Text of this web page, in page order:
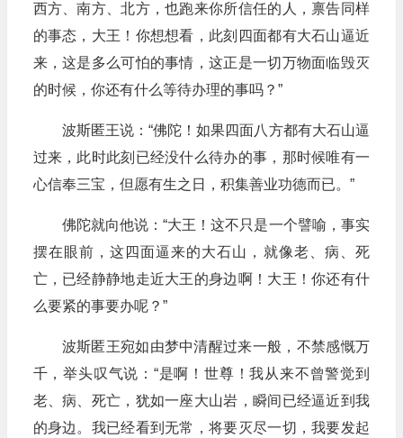
西方、南方、北方，也跑来你所信任的人，禀告同样
的事态，大王！你想想看，此刻四面都有大石山逼近
来，这是多么可怕的事情，这正是一切万物面临毁灭
的时候，你还有什么等待办理的事吗？”
波斯匿王说：“佛陀！如果四面八方都有大石山逼
过来，此时此刻已经没什么待办的事，那时候唯有一
心信奉三宝，但愿有生之日，积集善业功德而已。”
佛陀就向他说：“大王！这不只是一个譬喻，事实
摆在眼前，这四面逼来的大石山，就像老、病、死
亡，已经静静地走近大王的身边啊！大王！你还有什
么要紧的事要办呢？”
波斯匿王宛如由梦中清醒过来一般，不禁感慨万
千，举头叹气说：“是啊！世尊！我从来不曾警觉到
老、病、死亡，犹如一座大山岩，瞬间已经逼近到我
的身边。我已经看到无常，将要灭尽一切，我要发起